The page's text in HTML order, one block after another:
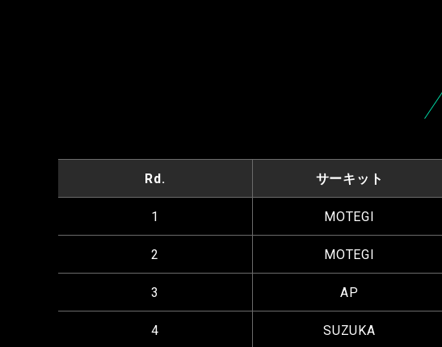
Rd. サーキット
1 MOTEGI
2 MOTEGI
3 AP
4 SUZUKA